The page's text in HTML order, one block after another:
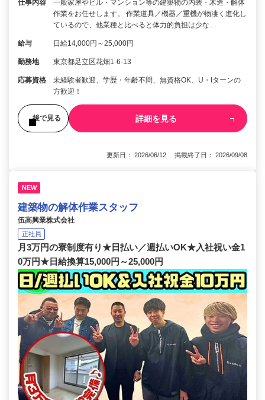
仕事内容
一般家屋やビル・マンション等の建築物の内装・木造・解体
作業をお任せします。 作業道具／機器／重機が物凄く進化し
ているので、他業種と比べると体力的負担は少な…
給与 日給14,000円～25,000円
勤務地 東京都足立区花畑1-6-13
応募資格
未経験者歓迎、学歴・年齢不問、無資格OK、U・Iターンの
方歓迎！
後で見る 詳細を見る
更新日： 2026/06/12 掲載終了日： 2026/09/08
NEW
建築物の解体作業スタッフ
伍高興業株式会社
正社員
月3万円の寮制度有り★日払い／週払いOK★入社祝い金1
0万円★日給換算15,000円～25,000円